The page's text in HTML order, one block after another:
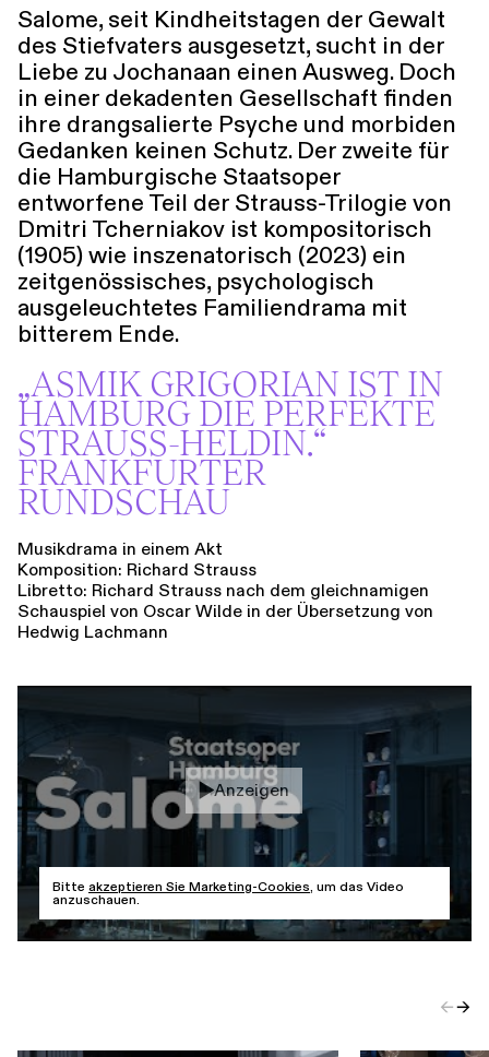
Führungen Jobs Kontakt
Salome, seit Kindheitstagen der Gewalt
des Stiefvaters ausgesetzt, sucht in der
Liebe zu Jochanaan einen Ausweg. Doch
in einer dekadenten Gesellschaft finden
ihre drangsalierte Psyche und morbiden
Gedanken keinen Schutz. Der zweite für
die Hamburgische Staatsoper
entworfene Teil der Strauss-Trilogie von
Dmitri Tcherniakov ist kompositorisch
(1905) wie inszenatorisch (2023) ein
zeitgenössisches, psychologisch
ausgeleuchtetes Familiendrama mit
bitterem Ende.
„ASMIK GRIGORIAN IST IN
HAMBURG DIE PERFEKTE
STRAUSS-HELDIN.“
FRANKFURTER
RUNDSCHAU
Musikdrama in einem Akt
Komposition: Richard Strauss
Libretto: Richard Strauss nach dem gleichnamigen
Schauspiel von Oscar Wilde in der Übersetzung von
Hedwig Lachmann
Anzeigen
Bitte akzeptieren Sie Marketing-Cookies , um das Video
anzuschauen.
←→